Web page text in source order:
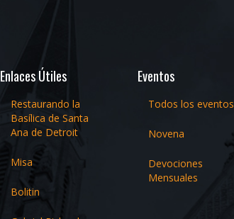
Enlaces Útiles
Restaurando la
Basílica de Santa
Ana de Detroit
Misa
Bolitin
Eventos
Todos los eventos
Novena
Devociones
Mensuales